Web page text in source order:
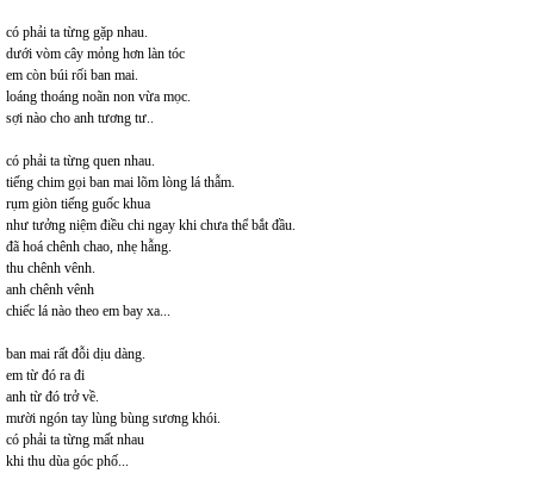
có phải ta từng gặp nhau.
dưới vòm cây mỏng hơn làn tóc
em còn búi rối ban mai.
loáng thoáng noãn non vừa mọc.
sợi nào cho anh tương tư..
có phải ta từng quen nhau.
tiếng chim gọi ban mai lõm lòng lá thẫm.
rụm giòn tiếng guốc khua
như tưởng niệm điều chi ngay khi chưa thể bắt đầu.
đã hoá chênh chao, nhẹ hẫng.
thu chênh vênh.
anh chênh vênh
chiếc lá nào theo em bay xa...
ban mai rất đỗi dịu dàng.
em từ đó ra đi
anh từ đó trở về.
mười ngón tay lùng bùng sương khói.
có phải ta từng mất nhau
khi thu dùa góc phố...